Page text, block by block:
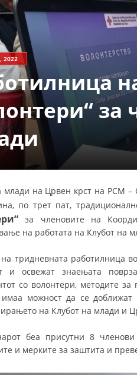
2022
за
млади на Црвен крст на РСМ
по трет пат,
за членовите на
на работата на Клубот на
тридневната работилница
и освежат знаењата
со волонтери, методите
можност да се доближат
на Клубот на млади и
беа присутни 8
и мерките за заштита и